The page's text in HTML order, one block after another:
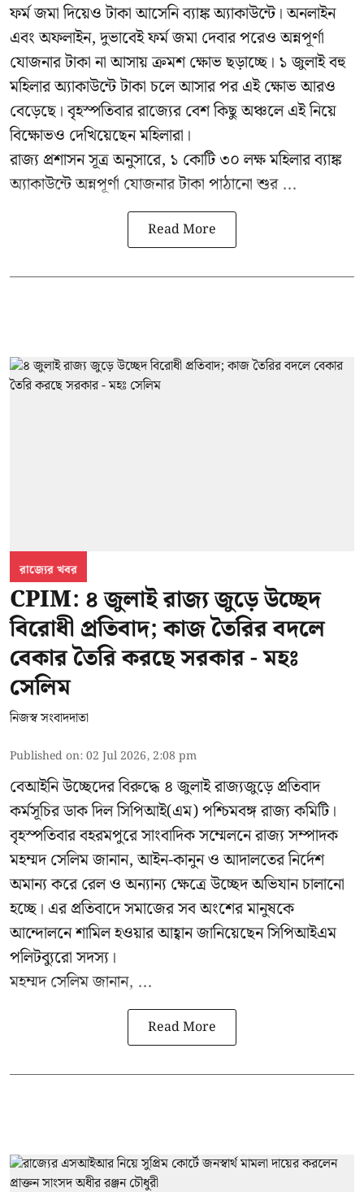
ফর্ম জমা দিয়েও টাকা আসেনি ব্যাঙ্ক অ্যাকাউন্টে। অনলাইন
এবং অফলাইন, দুভাবেই ফর্ম জমা দেবার পরেও অন্নপূর্ণা
যোজনার টাকা না আসায় ক্রমশ ক্ষোভ ছড়াচ্ছে। ১ জুলাই বহু
মহিলার অ্যাকাউন্টে টাকা চলে আসার পর এই ক্ষোভ আরও
বেড়েছে। বৃহস্পতিবার রাজ্যের বেশ কিছু অঞ্চলে এই নিয়ে
বিক্ষোভও দেখিয়েছেন মহিলারা।
রাজ্য প্রশাসন সূত্র অনুসারে, ১ কোটি ৩০ লক্ষ মহিলার ব্যাঙ্ক
অ্যাকাউন্টে অন্নপূর্ণা যোজনার টাকা পাঠানো শুর ...
Read More
রাজ্যের খবর
CPIM: ৪ জুলাই রাজ্য জুড়ে উচ্ছেদ
বিরোধী প্রতিবাদ; কাজ তৈরির বদলে
বেকার তৈরি করছে সরকার - মহঃ
সেলিম
নিজস্ব সংবাদদাতা
Published on:02 Jul 2026, 2:08 pm
বেআইনি উচ্ছেদের বিরুদ্ধে ৪ জুলাই রাজ্যজুড়ে প্রতিবাদ
কর্মসূচির ডাক দিল সিপিআই(এম) পশ্চিমবঙ্গ রাজ্য কমিটি।
বৃহস্পতিবার বহরমপুরে সাংবাদিক সম্মেলনে রাজ্য সম্পাদক
মহম্মদ সেলিম জানান, আইন-কানুন ও আদালতের নির্দেশ
অমান্য করে রেল ও অন্যান্য ক্ষেত্রে উচ্ছেদ অভিযান চালানো
হচ্ছে। এর প্রতিবাদে সমাজের সব অংশের মানুষকে
আন্দোলনে শামিল হওয়ার আহ্বান জানিয়েছেন সিপিআইএম
পলিটব্যুরো সদস্য।
মহম্মদ সেলিম জানান, ...
Read More